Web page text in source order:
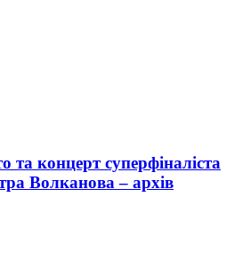
та концерт суперфіналіста
Волканова – архів